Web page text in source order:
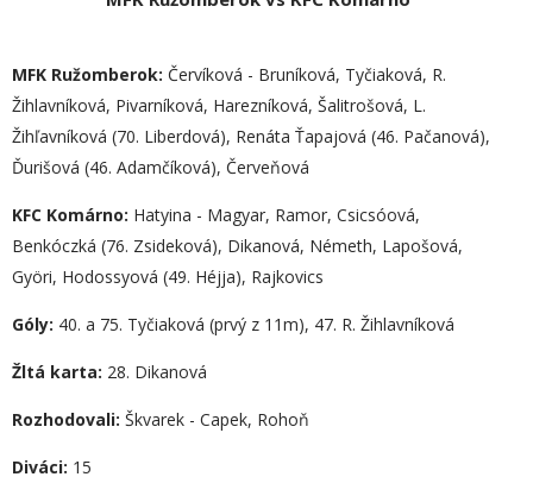
MFK Ružomberok: Červíková - Bruníková, Tyčiaková, R.
Žihlavníková, Pivarníková, Harezníková, Šalitrošová, L.
Žihľavníková (70. Liberdová), Renáta Ťapajová (46. Pačanová),
Ďurišová (46. Adamčíková), Červeňová
KFC Komárno: Hatyina - Magyar, Ramor, Csicsóová,
Benkóczká (76. Zsideková), Dikanová, Németh, Lapošová,
Györi, Hodossyová (49. Héjja), Rajkovics
Góly: 40. a 75. Tyčiaková (prvý z 11m), 47. R. Žihlavníková
Žltá karta: 28. Dikanová
Rozhodovali: Škvarek - Capek, Rohoň
Diváci: 15